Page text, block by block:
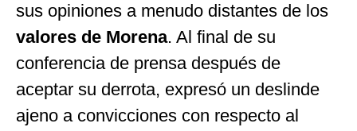
sus opiniones a menudo distantes de los
valores de Morena. Al final de su
conferencia de prensa después de
aceptar su derrota, expresó un deslinde
ajeno a convicciones con respecto al